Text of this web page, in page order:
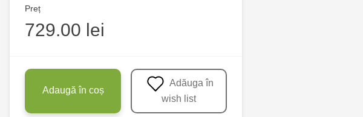
Preț
729.00 lei
Adaugă în coș
wish list